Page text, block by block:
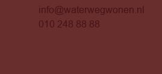
info@waterwegwonen.nl
010 248 88 88